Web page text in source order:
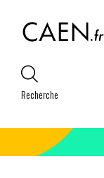
contenu
Recherche